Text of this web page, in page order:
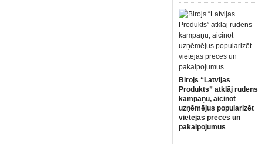
Birojs “Latvijas
Produkts” atklāj rudens
kampaņu, aicinot
uzņēmējus popularizēt
vietējās preces un
pakalpojumus